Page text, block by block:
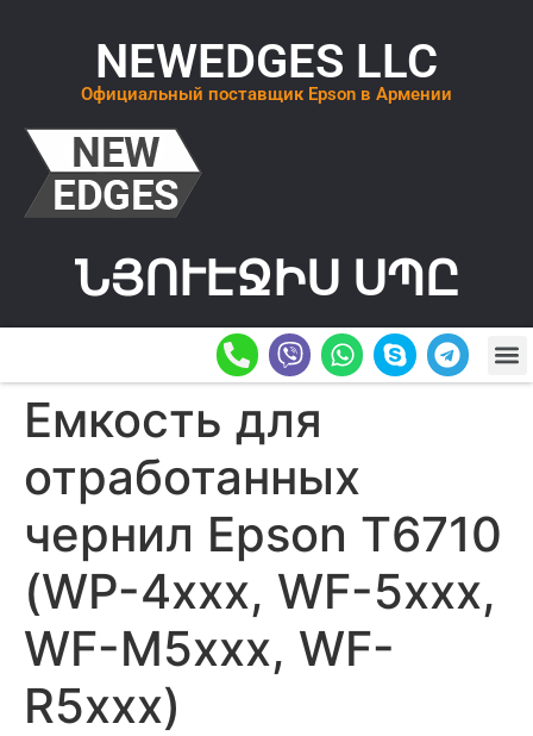
NEWEDGES LLC
Официальный поставщик Epson в Армении
ՆՅՈՒԷՋԻՍ ՍՊԸ
Емкость для
отработанных
чернил Epson T6710
(WP-4xxx, WF-5xxx,
WF-M5xxx, WF-
R5xxx)